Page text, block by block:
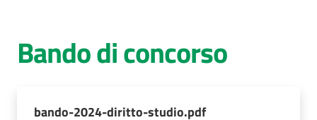
Luoghi di
cura
AUSL
Bando di concorso
bando-2024-diritto-studio.pdf